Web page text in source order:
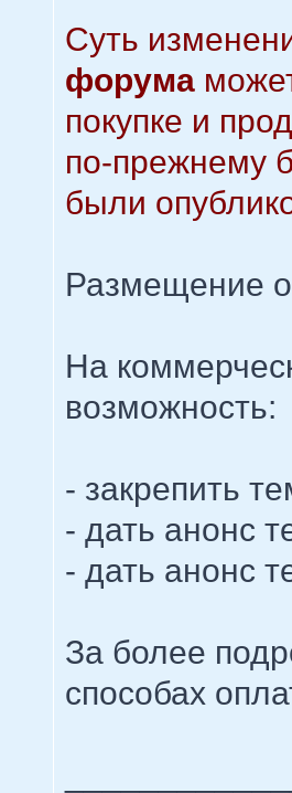
Суть
форума
покупке и
по-прежнему
были
Размещение
На
возможность:
- закрепить
- дать анонс
- дать анонс
За более
способах